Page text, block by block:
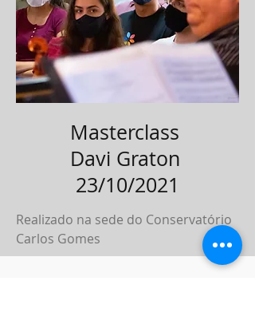
Masterclass
Davi Graton
23/10/2021
Realizado na sede do Conservatório
Carlos Gomes